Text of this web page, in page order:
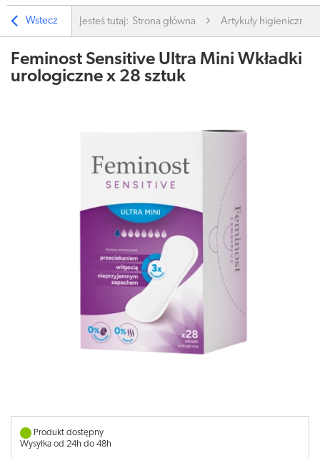
Wstecz Jesteś tutaj: Strona główna Artykuły higieniczne
Feminost Sensitive Ultra Mini Wkładki
urologiczne x 28 sztuk
Produkt dostępny
Wysyłka od 24h do 48h